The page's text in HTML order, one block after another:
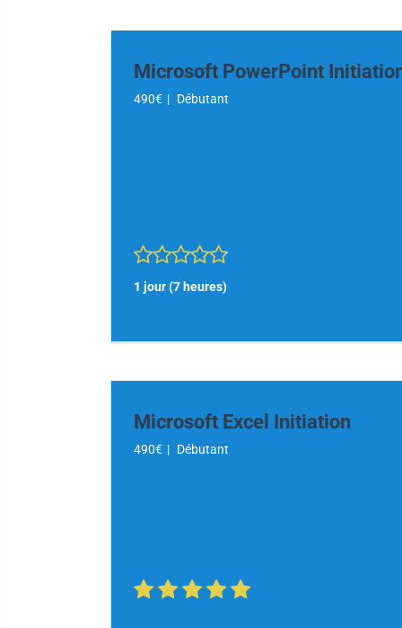
Microsoft PowerPoint
490€ | Débutant
1 jour (7 heures)
Microsoft Excel Initiation
490€ | Débutant